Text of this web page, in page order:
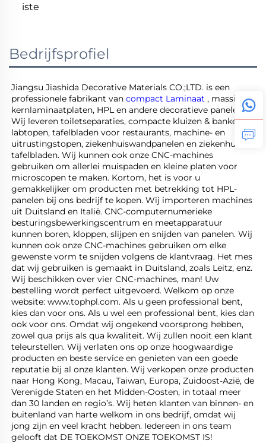
iste
Bedrijfsprofiel
Jiangsu Jiashida Decorative Materials CO.;LTD. is een
professionele fabrikant van compact Laminaat , massieve
kernlaminaatplaten, HPL en andere decoratieve panelen.
Wij leveren toiletseparaties, compacte kluizen & banken,
labtopen, tafelbladen voor restaurants, machine- en
uitrustingstopen, ziekenhuiswandpanelen en ziekenhuis
tafelbladen. Wij kunnen ook onze CNC-machines
gebruiken om allerlei muispaden en kleine platen voor
microscopen te maken. Kortom, het is voor u
gemakkelijker om producten met betrekking tot HPL-
panelen bij ons bedrijf te kopen. Wij importeren machines
uit Duitsland en Italië. CNC-computernumerieke
besturingsbewerkingscentrum en meetapparatuur
kunnen boren, kloppen, slijpen en snijden van panelen. Wij
kunnen ook onze CNC-machines gebruiken om elke
gewenste vorm te snijden volgens de klantvraag. Het mes
dat wij gebruiken is gemaakt in Duitsland, zoals Leitz, enz.
Wij beschikken over vier CNC-machines, man! Uw
bestelling wordt perfect uitgevoerd. Welkom op onze
website: www.tophpl.com. Als u geen professional bent,
kies dan voor ons. Als u wel een professional bent, kies dan
ook voor ons. Omdat wij ongekend voorsprong hebben,
zowel qua prijs als qua kwaliteit. Wij zullen nooit een klant
teleurstellen. Wij verlaten ons op onze hoogwaardige
producten en beste service en genieten van een goede
reputatie bij al onze klanten. Wij verkopen onze producten
naar Hong Kong, Macau, Taiwan, Europa, Zuidoost-Azië, de
Verenigde Staten en het Midden-Oosten, in totaal meer
dan 30 landen en regio’s. Wij heten klanten van binnen- en
buitenland van harte welkom in ons bedrijf, omdat wij
jong zijn en veel kracht hebben. Iedereen in ons team
gelooft dat DE TOEKOMST ONZE TOEKOMST IS!